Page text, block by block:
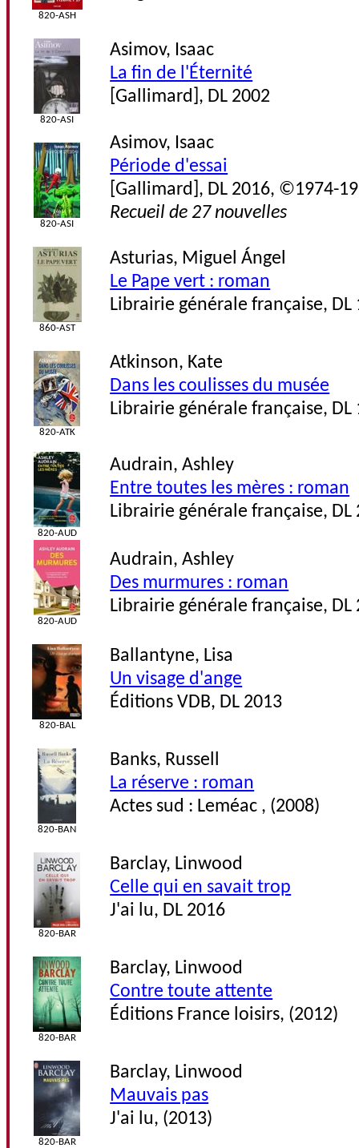
820-ASH
820-ASI
Asimov, Isaac
La fin de l'Éternité
[Gallimard], DL 2002
820-ASI
Asimov, Isaac
Période d'essai
[Gallimard], DL 2016, ©1974-
Recueil de 27 nouvelles
860-AST
Asturias, Miguel Ángel
Le Pape vert : roman
Librairie générale française, DL
820-ATK
Atkinson, Kate
Dans les coulisses du musée
Librairie générale française, DL
820-AUD
Audrain, Ashley
Entre toutes les mères : roman
Librairie générale française, DL
820-AUD
Audrain, Ashley
Des murmures : roman
Librairie générale française, DL
820-BAL
Ballantyne, Lisa
Un visage d'ange
Éditions VDB, DL 2013
820-BAN
Banks, Russell
La réserve : roman
Actes sud : Leméac , (2008)
820-BAR
Barclay, Linwood
Celle qui en savait trop
J'ai lu, DL 2016
820-BAR
Barclay, Linwood
Contre toute attente
Éditions France loisirs, (2012)
820-BAR
Barclay, Linwood
Mauvais pas
J'ai lu, (2013)